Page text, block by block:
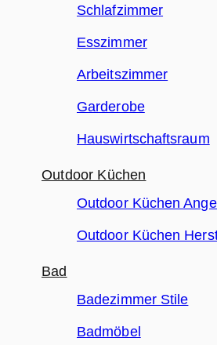
Schlafzimmer
Esszimmer
Arbeitszimmer
Garderobe
Hauswirtschaftsraum
Outdoor Küchen
Outdoor Küchen
Outdoor Küchen
Bad
Badezimmer Stile
Badmöbel